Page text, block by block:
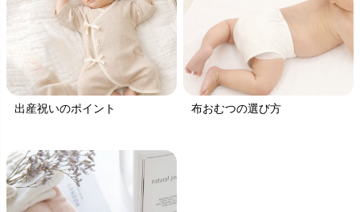
出産祝いのポイント 布おむつの選び方